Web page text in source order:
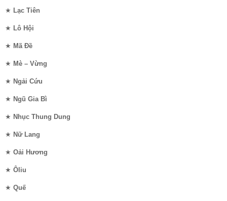
★ Lạc Tiên
★ Lô Hội
★ Mã Đề
★ Mè – Vừng
★ Ngải Cứu
★ Ngũ Gia Bì
★ Nhục Thung Dung
★ Nữ Lang
★ Oải Hương
★ Ôliu
★ Quế